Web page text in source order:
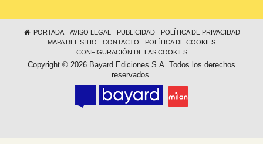
PORTADA AVISO LEGAL PUBLICIDAD
POLÍTICA DE PRIVACIDAD
MAPA DEL SITIO
CONTACTO
POLÍTICA DE COOKIES
CONFIGURACIÓN DE LAS COOKIES
Copyright © 2026 Bayard Ediciones S.A. Todos los derechos
reservados.